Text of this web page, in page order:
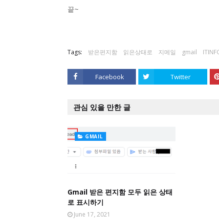
끝~
Tags: 받은편지함 읽은상태로 지메일 gmail
Facebook Twitter
관심 있을 만한 글
GMAIL
Gmail 받은 편지함 모두 읽은 상태
로 표시하기
June 17, 2021